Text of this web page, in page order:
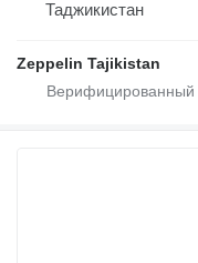
Таджикистан
Zeppelin Tajikistan